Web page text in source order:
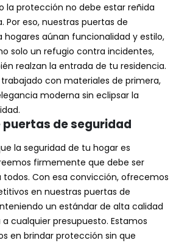
la protección no debe estar reñida
Por eso, nuestras puertas de
hogares aúnan funcionalidad y estilo,
solo un refugio contra incidentes,
realzan la entrada de tu residencia.
con materiales de primera,
moderna sin eclipsar la
puertas de seguridad
la seguridad de tu hogar es
firmemente que debe ser
todos. Con esa convicción, ofrecemos
en nuestras puertas de
un estándar de alta calidad
cualquier presupuesto. Estamos
en brindar protección sin que